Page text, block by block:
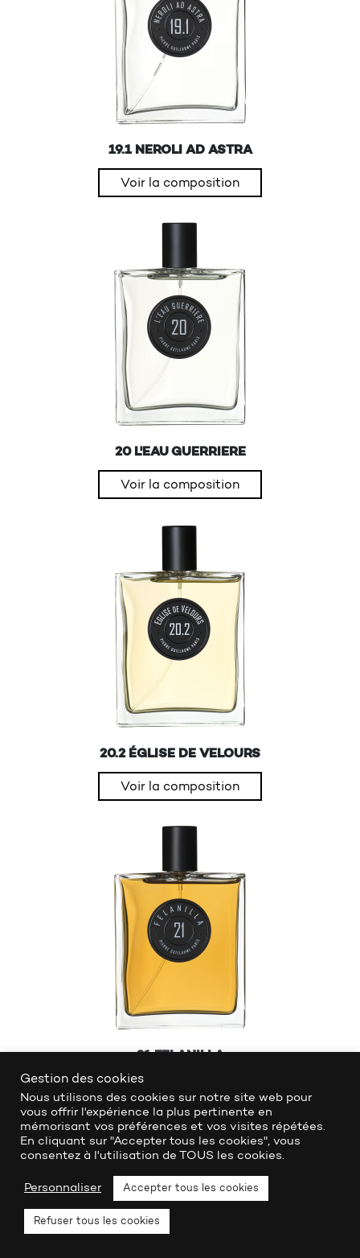
19.1 NEROLI AD ASTRA
Voir la composition
20 L'EAU GUERRIERE
Voir la composition
20.2 ÉGLISE DE VELOURS
Voir la composition
21 FELANILLA
Gestion des cookies
Nous utilisons des cookies sur notre site web pour
vous offrir l'expérience la plus pertinente en
mémorisant vos préférences et vos visites répétées.
En cliquant sur "Accepter tous les cookies", vous
consentez à l'utilisation de TOUS les cookies.
Personnaliser Accepter tous les cookies
Refuser tous les cookies